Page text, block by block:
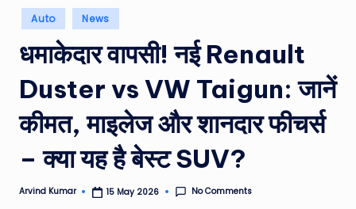
e
h
&
M
e
Posted
in
Auto News
धमाकेदार वापसी! नई Renault
Duster vs VW Taigun: जानें
कीमत, माइलेज और शानदार फीचर्स
– क्या यह है बेस्ट SUV?
Posted
Arvind Kumar 15 May 2026 No Comments